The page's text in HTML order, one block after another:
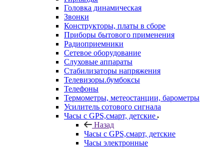
Головка динамическая
Звонки
Конструкторы, платы в сборе
Приборы бытового применения
Радиоприемники
Сетевое оборудование
Слуховые аппараты
Стабилизаторы напряжения
Телевизоры.бумбоксы
Телефоны
Термометры, метеостанции, барометры
Усилитель сотового сигнала
Часы с GPS,смарт, детские
Назад
Часы с GPS,смарт, детские
Часы электронные